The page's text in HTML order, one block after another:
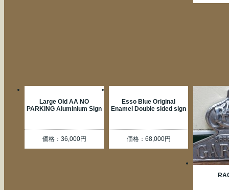
Large Old AA NO
PARKING Aluminium Sign
価格：36,000円
Esso Blue Original
Enamel Double sided sign
価格：68,000円